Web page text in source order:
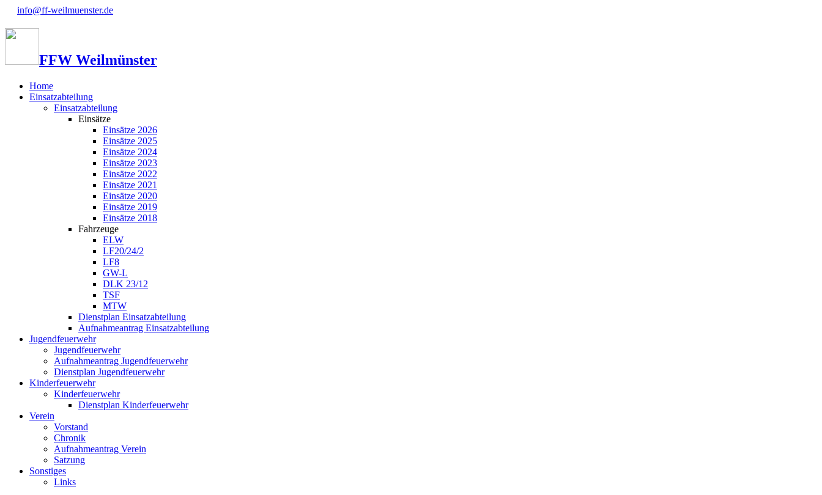
info@ff-weilmuenster.de
FFW Weilmünster
Home
Einsatzabteilung
Einsatzabteilung
Einsätze
Einsätze 2026
Einsätze 2025
Einsätze 2024
Einsätze 2023
Einsätze 2022
Einsätze 2021
Einsätze 2020
Einsätze 2019
Einsätze 2018
Fahrzeuge
ELW
LF20/24/2
LF8
GW-L
DLK 23/12
TSF
MTW
Dienstplan Einsatzabteilung
Aufnahmeantrag Einsatzabteilung
Jugendfeuerwehr
Jugendfeuerwehr
Aufnahmeantrag Jugendfeuerwehr
Dienstplan Jugendfeuerwehr
Kinderfeuerwehr
Kinderfeuerwehr
Dienstplan Kinderfeuerwehr
Verein
Vorstand
Chronik
Aufnahmeantrag Verein
Satzung
Sonstiges
Links